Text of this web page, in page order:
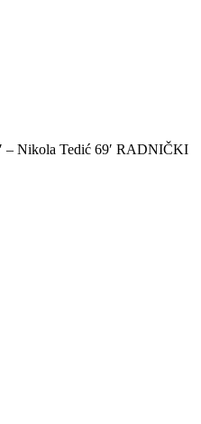
– Nikola Tedić 69′ RADNIČKI